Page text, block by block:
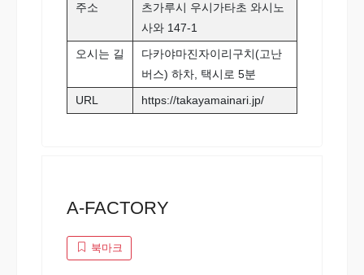
주소
츠가루시 우시가타초 와시노
사와 147-1
오시는 길
다카야마진자이리구치(고난
버스) 하차, 택시로 5분
URL
https://takayamainari.jp/
A-FACTORY
북마크